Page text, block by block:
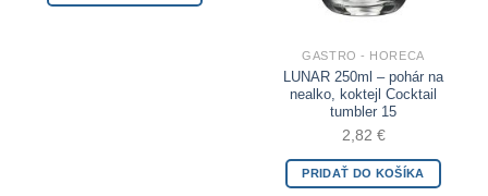
GASTRO - HORECA
LUNAR 250ml – pohár na
nealko, koktejl Cocktail
tumbler 15
2,82 €
PRIDAŤ DO KOŠÍKA